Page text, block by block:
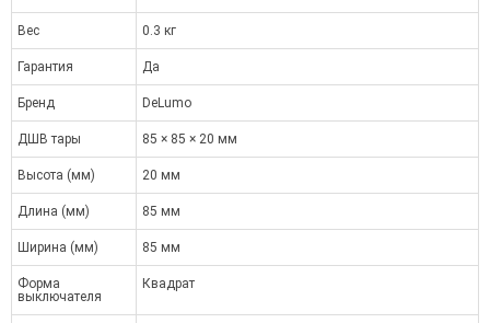
Вес 0.3 кг
Гарантия Да
Бренд DeLumo
ДШВ тары 85 × 85 × 20 мм
Высота (мм) 20 мм
Длина (мм) 85 мм
Ширина (мм) 85 мм
Форма
выключателя
Квадрат